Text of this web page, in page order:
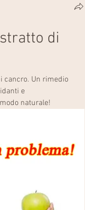
di
cancro. Un rimedio
e
naturale!